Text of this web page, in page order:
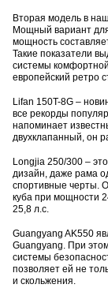
Вторая модель в
Мощный вариант для
мощность
Такие показатели
системы
европейский ретро
Lifan 150T-8G –
все рекорды
напоминает
двухклапанный, он
Longjia 250/300 –
дизайн, даже рама
спортивные черты.
куба при мощности
25,8 л.с.
Guangyang AK550
Guangyang. При
системы
позволяет ей не
и скольжения.